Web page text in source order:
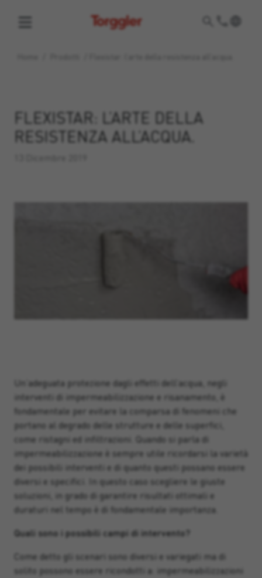
Torggler
FLEXISTAR: L’ARTE DELLA
RESISTENZA ALL’ACQUA.
Un’adeguata protezione dagli effetti dell’acqua, negli
interventi di impermeabilizzazione e risanamento, è
fondamentale per evitare la comparsa di fenomeni che
portano al degrado delle strutture e delle superfici,
come ristagni ed infiltrazioni. Quando si parla di
impermeabilizzazione è sempre utile ricordarsi la varietà
dei possibili interventi e di quanto questi possano essere
diversi e specifici. In questo caso scegliere le giuste
soluzioni, in grado di garantire risultati ottimali e
duraturi nel tempo è di fondamentale importanza.
Quali sono i possibili campi di intervento?
Come detto gli scenari sono diversi e variegati ma di
solito possono essere ricondotti a: impermeabilizzazioni